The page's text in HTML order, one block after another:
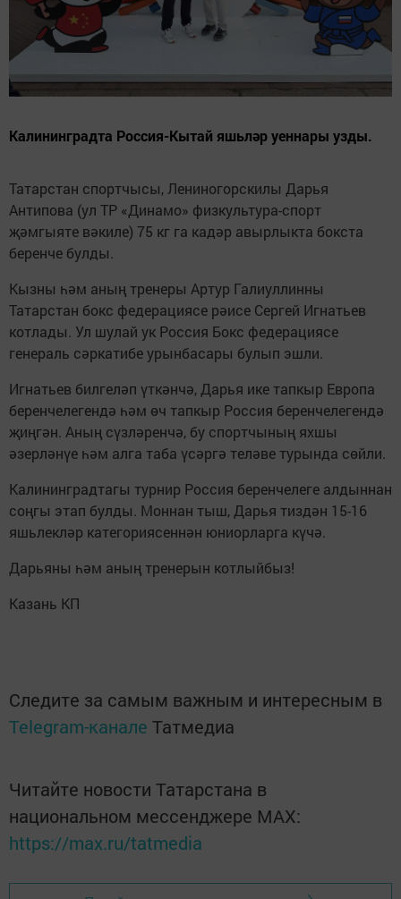
Калининградта Россия-Кытай яшьләр уеннары узды.
Татарстан спортчысы, Лениногорскилы Дарья
Антипова (ул ТР «Динамо» физкультура-спорт
җәмгыяте вәкиле) 75 кг га кадәр авырлыкта бокста
беренче булды.
Кызны һәм аның тренеры Артур Галиуллинны
Татарстан бокс федерациясе рәисе Сергей Игнатьев
котлады. Ул шулай ук Россия Бокс федерациясе
генераль сәркатибе урынбасары булып эшли.
Игнатьев билгеләп үткәнчә, Дарья ике тапкыр Европа
беренчелегендә һәм өч тапкыр Россия беренчелегендә
җиңгән. Аның сүзләренчә, бу спортчының яхшы
әзерләнүе һәм алга таба үсәргә теләве турында сөйли.
Калининградтагы турнир Россия беренчелеге алдыннан
соңгы этап булды. Моннан тыш, Дарья тиздән 15-16
яшьлекләр категориясеннән юниорларга күчә.
Дарьяны һәм аның тренерын котлыйбыз!
Казань КП
Следите за самым важным и интересным в
Telegram-канале Татмедиа
Читайте новости Татарстана в
национальном мессенджере MАХ:
https://max.ru/tatmedia